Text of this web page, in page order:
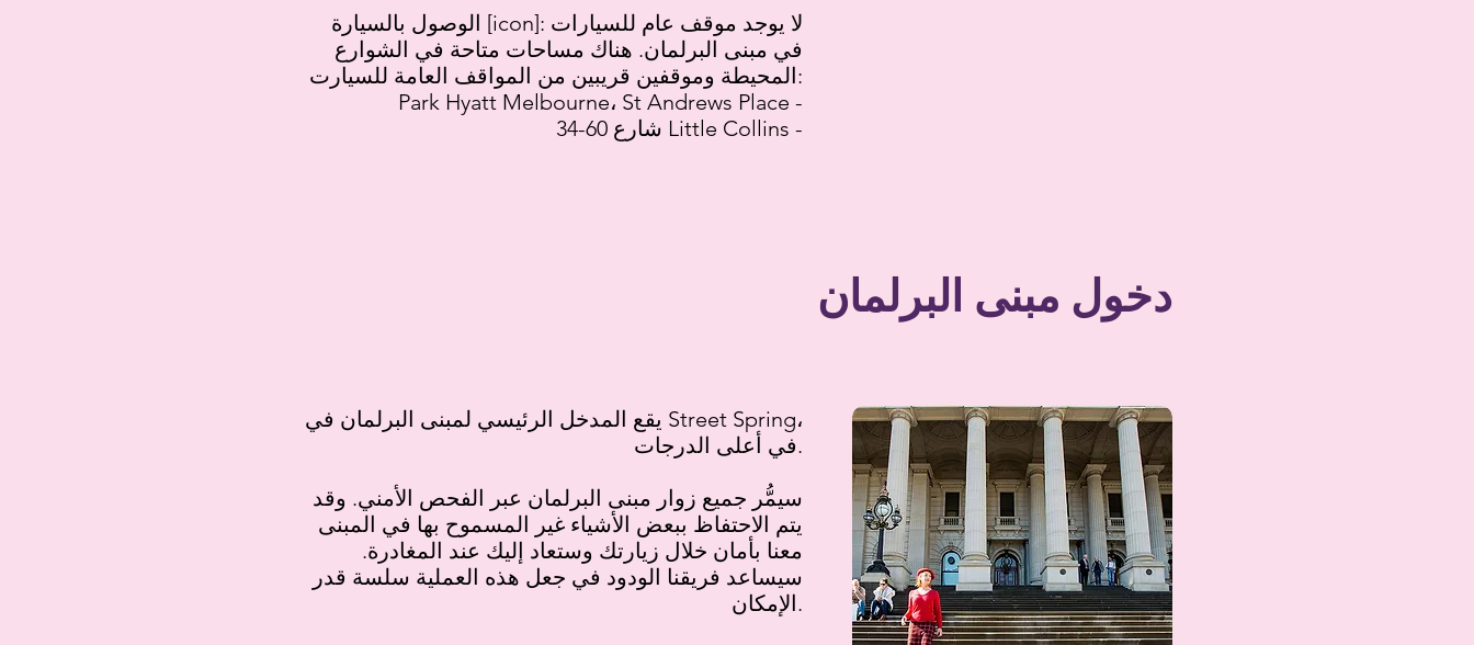
الوصول بالسيارة [icon]: لا يوجد موقف عام للسيارات
في مبنى البرلمان. هناك مساحات متاحة في الشوارع
المحيطة وموقفين قريبين من المواقف العامة للسيارت:
Park Hyatt Melbourne، St Andrews Place -
34-60 شارع Little Collins -
دخول مبنى البرلمان
يقع المدخل الرئيسي لمبنى البرلمان في Street Spring،
في أعلى الدرجات.
سيمُّر جميع زوار مبنى البرلمان عبر الفحص الأمني. وقد
يتم الاحتفاظ ببعض الأشياء غير المسموح بها في المبنى
معنا بأمان خلال زيارتك وستعاد إليك عند المغادرة.
سيساعد فريقنا الودود في جعل هذه العملية سلسة قدر
الإمكان.